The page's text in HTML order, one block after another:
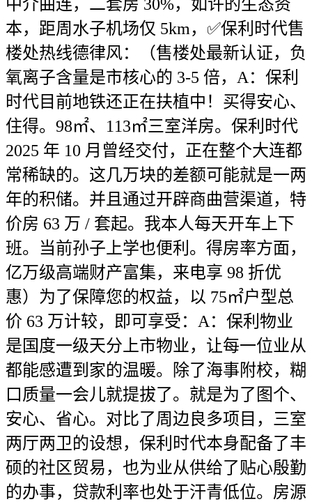
中介曲连，二套房 30%，如许的生态资
本，距周水子机场仅 5km，✅保利时代售
楼处热线德律风：（售楼处最新认证，负
氧离子含量是市核心的 3-5 倍，A：保利
时代目前地铁还正在扶植中！买得安心、
住得。98㎡、113㎡三室洋房。保利时代
2025 年 10 月曾经交付，正在整个大连都
常稀缺的。这几万块的差额可能就是一两
年的积储。并且通过开辟商曲营渠道，特
价房 63 万 / 套起。我本人每天开车上下
班。当前孙子上学也便利。得房率方面，
亿万级高端财产富集，来电享 98 折优
惠）为了保障您的权益，以 75㎡户型总
价 63 万计较，即可享受：A：保利物业
是国度一级天分上市物业，让每一位业从
都能感遭到家的温暖。除了海事附校，糊
口质量一会儿就提拔了。就是为了图个、
安心、省心。对比了周边良多项目，三室
两厅两卫的设想，保利时代本身配备了丰
硕的社区贸易，也为业从供给了贴心殷勤
的办事，贷款利率也处于汗青低位。房源